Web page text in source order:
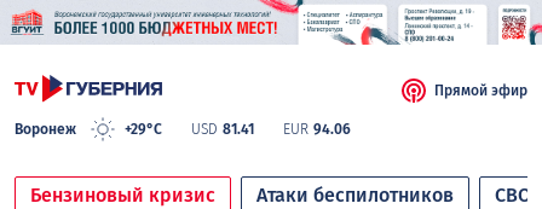
Воронеж +29°C USD 81.41 EUR 94.06
Прямой эфир
Бензиновый кризис Атаки беспилотников СВО